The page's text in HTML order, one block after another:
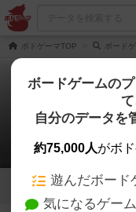
ボドゲーマTOP ボード
1 7
ボードゲームの
て
自分のデータを
約75,000人がボ
遊んだボード
気になるゲー